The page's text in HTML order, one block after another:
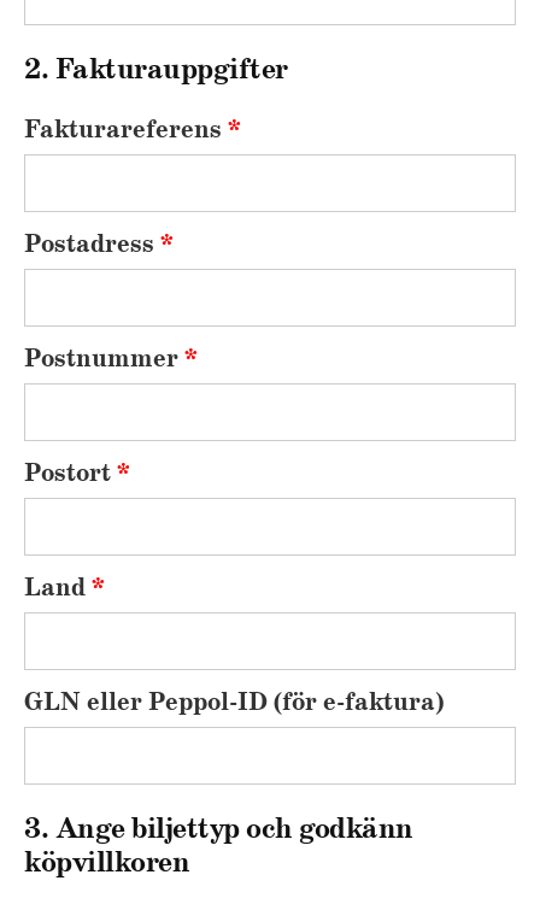
2. Fakturauppgifter
Fakturareferens *
Postadress *
Postnummer*
Postort*
Land*
GLN eller Peppol-ID (för e-faktura)
3. Ange biljettyp och godkänn
köpvillkoren